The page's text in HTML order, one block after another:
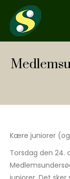
Kære juniorer
Torsdag den 24.